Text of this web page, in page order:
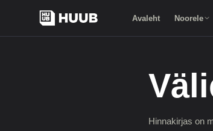
Avaleht Noorele
Hinnakirjas on